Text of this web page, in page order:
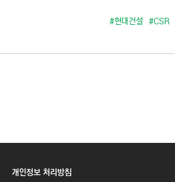
#현대건설 #CSR
개인정보 처리방침